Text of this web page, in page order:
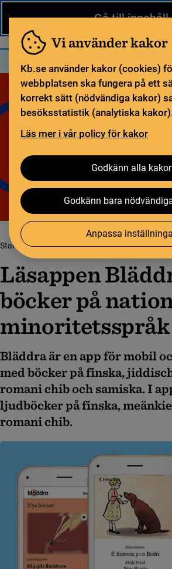
Gå till innehåll
Vi använder kakor
Kb.se använder kakor (cookies)
webbplatsen ska fungera på ett
korrekt sätt (nödvändiga kakor)
besöksstatistik (analytiska
Läs mer i vår policy för kakor
Godkänn alla kakor
Godkänn bara
Anpassa
StartsidaTjänster och verktygLäsappen
Läsappen
böcker på
mino­ri­tets­språk
Bläddra är en app för mobil
med böcker på finska,
romani chib och samiska. I
ljudböcker på finska,
romani chib.